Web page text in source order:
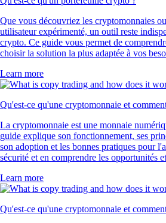
Que vous découvriez les cryptomonnaies
utilisateur expérimenté, un outil reste
crypto. Ce guide vous permet de
choisir la solution la plus adaptée à vos
Learn more
Qu'est-ce qu'une cryptomonnaie et
La cryptomonnaie est une monnaie
guide explique son fonctionnement, ses
son adoption et les bonnes pratiques pour
sécurité et en comprendre les opportunités
Learn more
Qu'est-ce qu'une cryptomonnaie et